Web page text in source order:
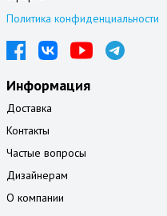
Политика конфиденциальности
Информация
Доставка
Контакты
Частые вопросы
Дизайнерам
О компании